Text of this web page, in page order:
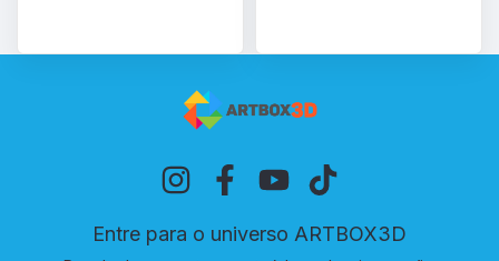
Entre para o universo ARTBOX3D